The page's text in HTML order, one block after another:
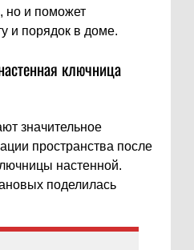
но и поможет
и порядок в доме.
ключница
значительное
пространства после
настенной.
поделилась